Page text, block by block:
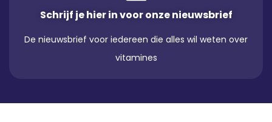
Schrijf je hier in voor onze nieuwsbrief
De nieuwsbrief voor iedereen die alles wil weten over
vitamines